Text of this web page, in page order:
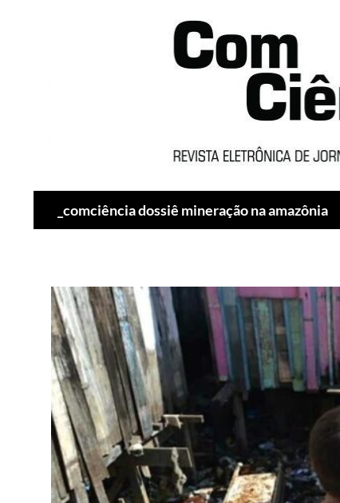
_comciência dossiê mineração na amazônia